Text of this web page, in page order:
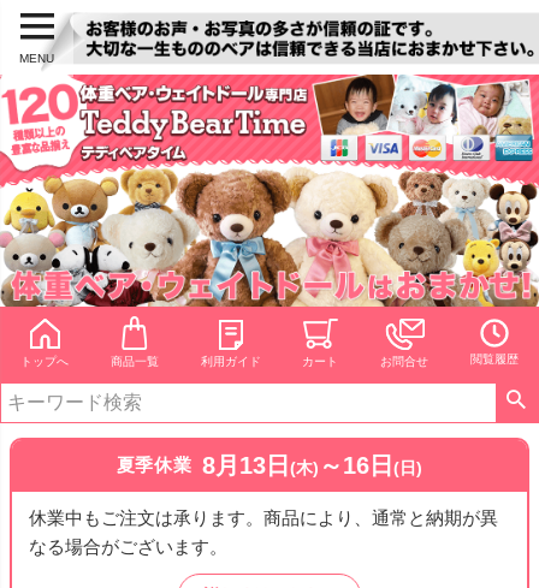
MENU
トップへ 商品一覧 利用ガイド カート お問合せ 閲覧履歴
夏季休業 8月13日(木) ～16日(日)
休業中もご注文は承ります。商品により、通常と納期が異
なる場合がございます。